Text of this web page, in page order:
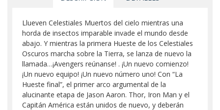
Llueven Celestiales Muertos del cielo mientras una
horda de insectos imparable invade el mundo desde
abajo. Y mientras la primera Hueste de los Celestiales
Oscuros marcha sobre la Tierra, se lanza de nuevo la
llamada…¡Avengers reúnanse! . ¡Un nuevo comienzo!
¡Un nuevo equipo! ¡Un nuevo número uno! Con “La
Hueste final”, el primer arco argumental de la
alucinante etapa de Jason Aaron. Thor, Iron Man y el
Capitán América están unidos de nuevo, y deberán